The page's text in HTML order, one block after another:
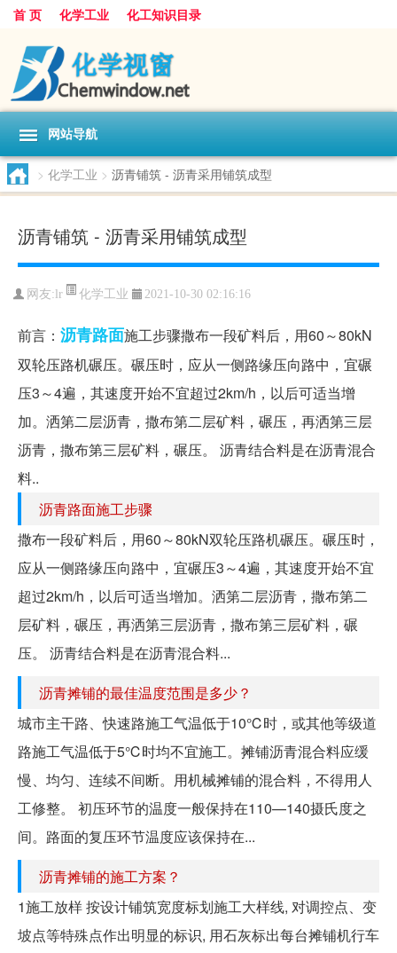
首 页 化学工业 化工知识目录
网站导航
> 化学工业 > 沥青铺筑 - 沥青采用铺筑成型
沥青铺筑 - 沥青采用铺筑成型
网友: lr 化学工业 2021-10-30 02:16:16
前言： 沥青路面施工步骤撒布一段矿料后，用60～80kN
双轮压路机碾压。碾压时，应从一侧路缘压向路中，宜碾
压3～4遍，其速度开始不宜超过2km/h，以后可适当增
加。洒第二层沥青，撒布第二层矿料，碾压，再洒第三层
沥青，撒布第三层矿料，碾压。 沥青结合料是在沥青混合
料..
沥青路面施工步骤
撒布一段矿料后，用60～80kN双轮压路机碾压。碾压时，
应从一侧路缘压向路中，宜碾压3～4遍，其速度开始不宜
超过2km/h，以后可适当增加。洒第二层沥青，撒布第二
层矿料，碾压，再洒第三层沥青，撒布第三层矿料，碾
压。 沥青结合料是在沥青混合料...
沥青摊铺的最佳温度范围是多少？
城市主干路、快速路施工气温低于10℃时，或其他等级道
路施工气温低于5℃时均不宜施工。摊铺沥青混合料应缓
慢、均匀、连续不间断。用机械摊铺的混合料，不得用人
工修整。 初压环节的温度一般保持在110—140摄氏度之
间。路面的复压环节温度应该保持在...
沥青摊铺的施工方案？
1施工放样 按设计铺筑宽度标划施工大样线, 对调控点、变
坡点等特殊点作出明显的标识, 用石灰标出每台摊铺机行车